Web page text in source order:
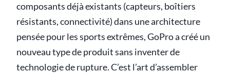
composants déjà existants (capteurs, boîtiers
résistants, connectivité) dans une architecture
pensée pour les sports extrêmes, GoPro a créé un
nouveau type de produit sans inventer de
technologie de rupture. C’est l’art d’assembler